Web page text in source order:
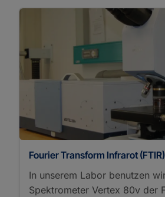
Fourier Transform Infrarot
In unserem Labor benutzen
Spektrometer Vertex 80v der